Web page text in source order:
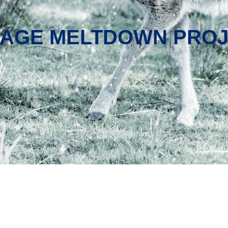
MELTDOWN